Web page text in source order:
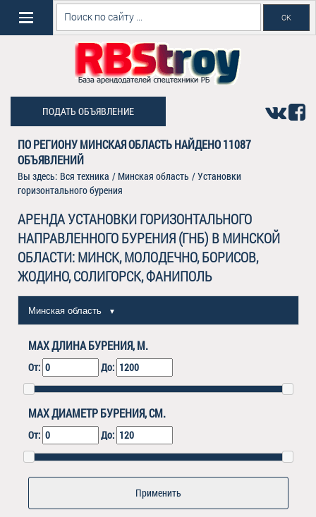
ПОДАТЬ ОБЪЯВЛЕНИЕ
ПО РЕГИОНУ МИНСКАЯ ОБЛАСТЬ НАЙДЕНО11087
ОБЪЯВЛЕНИЙ
Вы здесь: Вся техника / Минская область /Установки
горизонтального бурения
АРЕНДА УСТАНОВКИ ГОРИЗОНТАЛЬНОГО
НАПРАВЛЕННОГО БУРЕНИЯ (ГНБ) В МИНСКОЙ
ОБЛАСТИ: МИНСК, МОЛОДЕЧНО, БОРИСОВ,
ЖОДИНО, СОЛИГОРСК, ФАНИПОЛЬ
Минская область ▼
MAX ДЛИНА БУРЕНИЯ, М.
От: До:
MAX ДИАМЕТР БУРЕНИЯ, СМ.
От: До: